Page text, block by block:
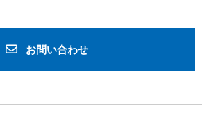
お問い合わせ